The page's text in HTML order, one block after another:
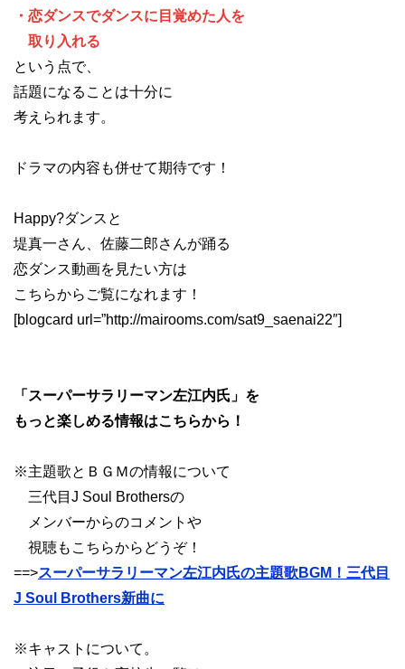
・恋ダンスでダンスに目覚めた人を
取り入れる
という点で、
話題になることは十分に
考えられます。
ドラマの内容も併せて期待です！
Happy?ダンスと
堤真一さん、佐藤二郎さんが踊る
恋ダンス動画を見たい方は
こちらからご覧になれます！
[blogcard url=”http://mairooms.com/sat9_saenai22″]
「スーパーサラリーマン左江内氏」を
もっと楽しめる情報はこちらから！
※主題歌とＢＧＭの情報について
三代目J Soul Brothersの
メンバーからのコメントや
視聴もこちらからどうぞ！
==>スーパーサラリーマン左江内氏の主題歌BGM！三代目
J Soul Brothers新曲に
※キャストについて。